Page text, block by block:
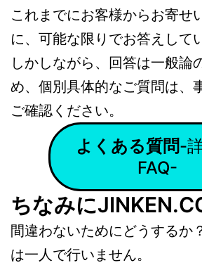
これまでにお客様からお寄せ
に、可能な限りでお答えして
しかしながら、回答は一般論
め、個別具体的なご質問は、
ご確認ください。
よくある質問-
FAQ-
ちなみに
間違わないためにどうするか
は一人で行いません。